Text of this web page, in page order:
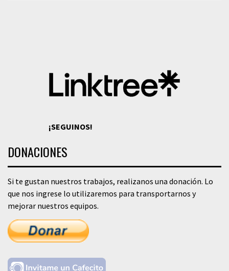
¡SEGUINOS!
DONACIONES
Si te gustan nuestros trabajos, realizanos una donación. Lo
que nos ingrese lo utilizaremos para transportarnos y
mejorar nuestros equipos.